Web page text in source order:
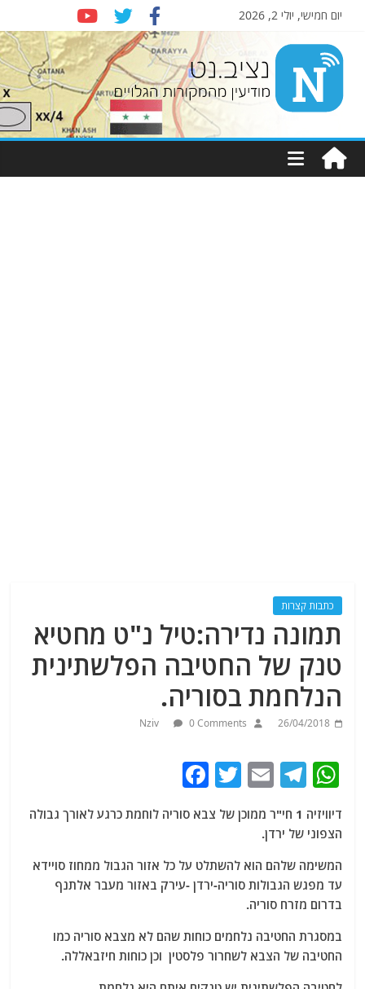
יום חמישי, יולי 2, 2026
Nziv.net
מודיעין
מהמקורות
כתבות קצרות
תמונה נדירה:טיל נ"ט מחטיא
טנק של החטיבה הפלשתינית
הנלחמת בסוריה.
26/04/2018
Nziv 0 Comments
W
at
s
A
p
p
T
e
g
ra
m
E
ai
l
T
itt
er
c
e
b
o
k
דיוויזיה 1 חי"ר ממוכן של צבא סוריה לוחמת כרגע לאורך גבולה
הצפוני של ירדן.
המשימה שלהם הוא להשתלט על כל אזור הגבול ממחוז סויידא
עד מפגש הגבולות סוריה-ירדן -עירק באזור מעבר אלתנף
בדרום מזרח סוריה.
במסגרת החטיבה נלחמים כוחות שהם לא מצבא סוריה כמו
החטיבה של הצבא לשחרור פלסטין וכן כוחות חיזבאללה.